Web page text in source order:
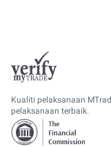
Kualiti pelaksanaan
pelaksanaan terbaik.